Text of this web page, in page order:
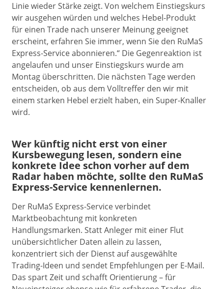
Linie wieder Stärke zeigt. Von welchem Einstiegskurs
wir ausgehen würden und welches Hebel-Produkt
für einen Trade nach unserer Meinung geeignet
erscheint, erfahren Sie immer, wenn Sie den RuMaS
Express-Service abonnieren.“ Die Gegenreaktion ist
angelaufen und unser Einstiegskurs wurde am
Montag überschritten. Die nächsten Tage werden
entscheiden, ob aus dem Volltreffer den wir mit
einem starken Hebel erzielt haben, ein Super-Knaller
wird.
Wer künftig nicht erst von einer
Kursbewegung lesen, sondern eine
konkrete Idee schon vorher auf dem
Radar haben möchte, sollte den RuMaS
Express-Service kennenlernen.
Der RuMaS Express-Service verbindet
Marktbeobachtung mit konkreten
Handlungsmarken. Statt Anleger mit einer Flut
unübersichtlicher Daten allein zu lassen,
konzentriert sich der Dienst auf ausgewählte
Trading-Ideen und sendet Empfehlungen per E-Mail.
Das spart Zeit und schafft Orientierung – für